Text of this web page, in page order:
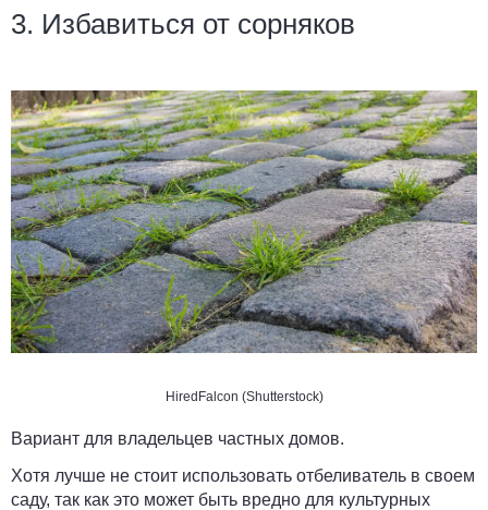
3. Избавиться от сорняков
HiredFalcon (Shutterstock)
Вариант для владельцев частных домов.
Хотя лучше не стоит использовать отбеливатель в своем
саду, так как это может быть вредно для культурных